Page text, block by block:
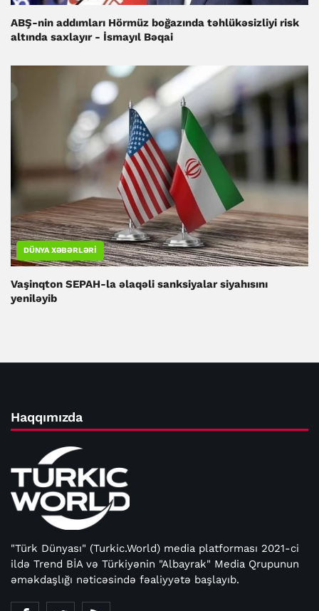
ABŞ-nin addımları Hörmüz boğazında təhlükəsizliyi risk
altında saxlayır - İsmayıl Bəqai
DÜNYA XƏBƏRLƏRI
Vaşinqton SEPAH-la əlaqəli sanksiyalar siyahısını
yeniləyib
Haqqımızda
"Türk Dünyası" (Turkic.World) media platforması 2021-ci
ildə Trend BİA və Türkiyənin "Albayrak" Media Qrupunun
əməkdaşlığı nəticəsində fəaliyyətə başlayıb.